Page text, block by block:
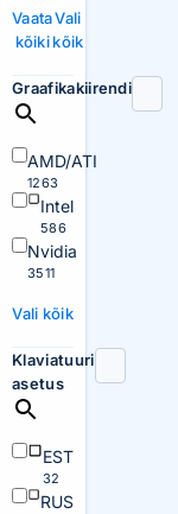
Vaata
kõiki
Vali
kõik
Graafikakiirendi
AMD/ATI
1263
Intel
586
Nvidia
3511
Vali kõik
Klaviatuuri
asetus
EST
32
RUS